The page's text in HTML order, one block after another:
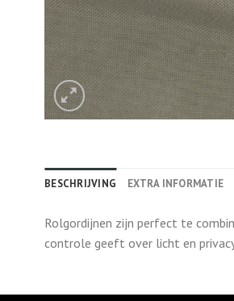
BESCHRIJVING EXTRA INFORMATIE
Rolgordijnen zijn perfect te
controle geeft over licht en